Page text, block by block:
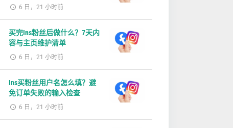
6 日，21 小时前
买完Ins粉丝后做什么？7天内
容与主页维护清单
6 日，21 小时前
Ins买粉丝用户名怎么填？避
免订单失败的输入检查
6 日，21 小时前